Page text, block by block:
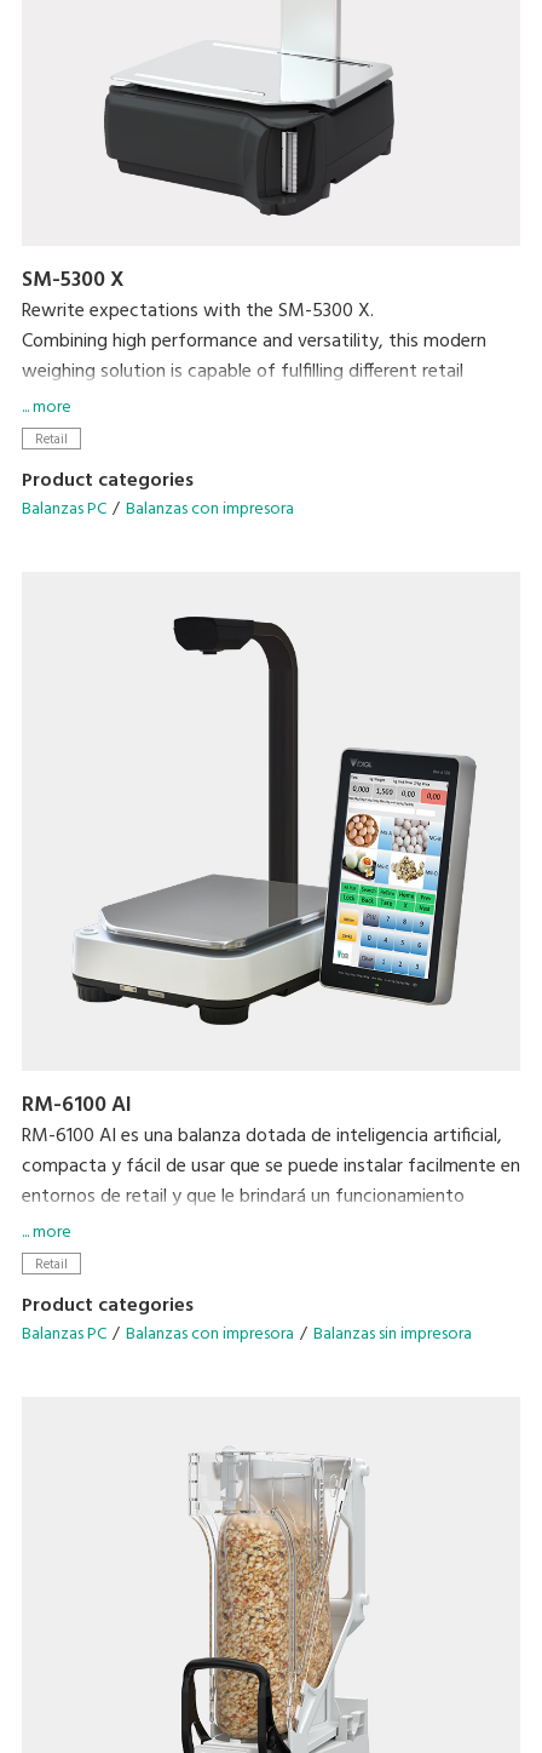
SM-5300 X
Rewrite expectations with the SM-5300 X.
Combining high performance and versatility, this modern
weighing solution is capable of fulfilling different retail
purposes.
Scalable configuration with future-ready solutions
Video playback for in-store promotions and advertisements
... more
Retail
Product categories
Balanzas PC Balanzas con impresora
RM-6100 AI
RM-6100 AI es una balanza dotada de inteligencia artificial,
compacta y fácil de usar que se puede instalar facilmente en
entornos de retail y que le brindará un funcionamiento
eficiente e inteligente de TPV reconociendo tanto artículos
sueltos como en bolsas.
... more
Retail
Product categories
Balanzas PC Balanzas con impresora Balanzas sin impresora